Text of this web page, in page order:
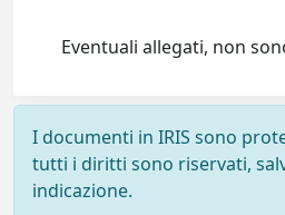
Eventuali allegati, non
I documenti in IRIS sono
tutti i diritti sono riservati,
indicazione.